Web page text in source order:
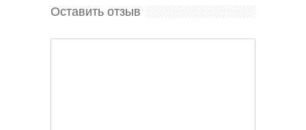
Оставить отзыв